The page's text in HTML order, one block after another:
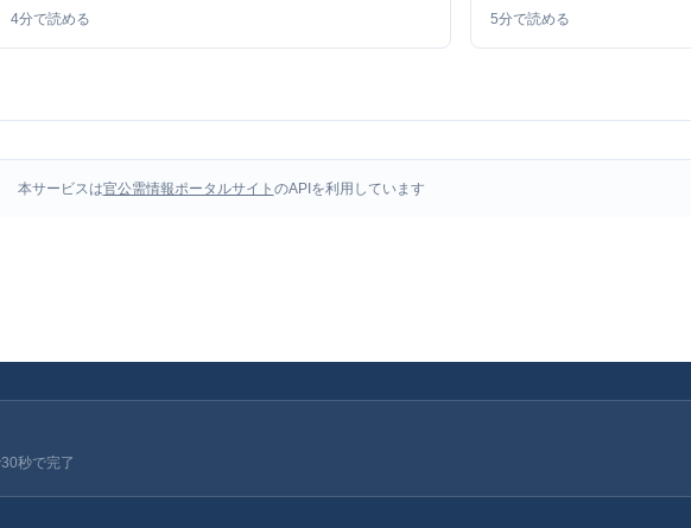
4分で読める
5分で読める
本サービスは官公需情報ポータルサイト のAPIを利用しています
秒で完了